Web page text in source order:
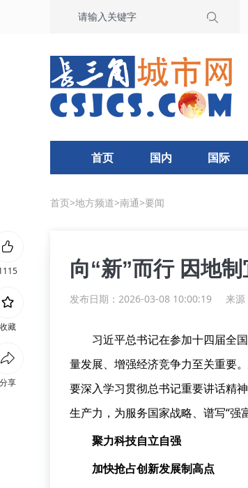
首页 国内 国际
首页>地方频道>南通>要闻
向“新”而行 因地
发布日期：2026-03-08 10:00:19 来源
习近平总书记在参加十四届全
量发展、增强经济竞争力至关重要
要深入学习贯彻总书记重要讲话精
生产力，为服务国家战略、谱写“强
聚力科技自立自强
加快抢占创新发展制高点
收藏
分享